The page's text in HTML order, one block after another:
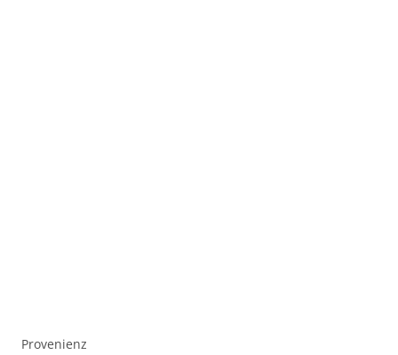
Provenienz